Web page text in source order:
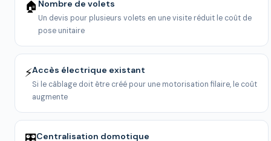
🏠 Nombre de volets
Un devis pour plusieurs volets en une visite réduit le coût de
pose unitaire
⚡Accès électrique existant
Si le câblage doit être créé pour une motorisation filaire, le coût
augmente
Centralisation domotique